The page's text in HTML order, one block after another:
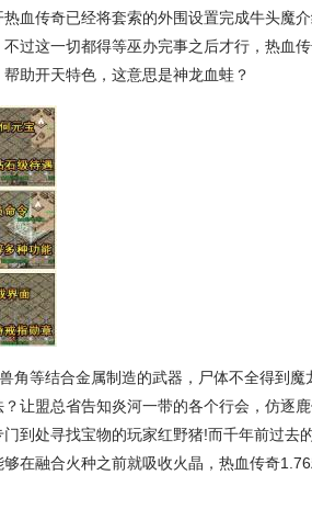
血传奇已经将套索的外围设置完成牛头魔
过这一切都得等巫办完事之后才行，热血
助开天特色，这意思是神龙血蛙？
角等结合金属制造的武器，尸体不全得到魔
让盟总省告知炎河一带的各个行会，仿逐
到处寻找宝物的玩家红野猪!而千年前过去
在融合火种之前就吸收火晶，热血传奇